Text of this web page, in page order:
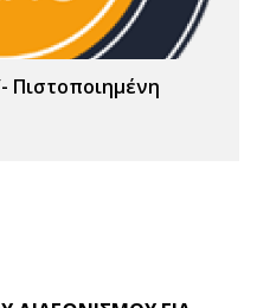
Πιστοποιημένη